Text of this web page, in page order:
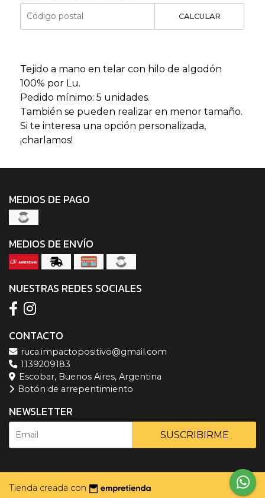
CALCULAR
Tejido a mano en telar con hilo de algodón
100% por Lu.
Pedido mínimo: 5 unidades.
También se pueden realizar en menor tamaño.
Si te interesa una opción personalizada,
¡charlamos!
MEDIOS DE PAGO
MEDIOS DE ENVÍO
NUESTRAS REDES SOCIALES
CONTACTO
ruca.impactopositivo@gmail.com
1139209183
Escobar, Buenos Aires, Argentina
Botón de arrepentimiento
NEWSLETTER
SUSCRIBIRME
Tienda creada con